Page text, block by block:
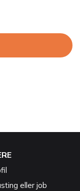
eller job